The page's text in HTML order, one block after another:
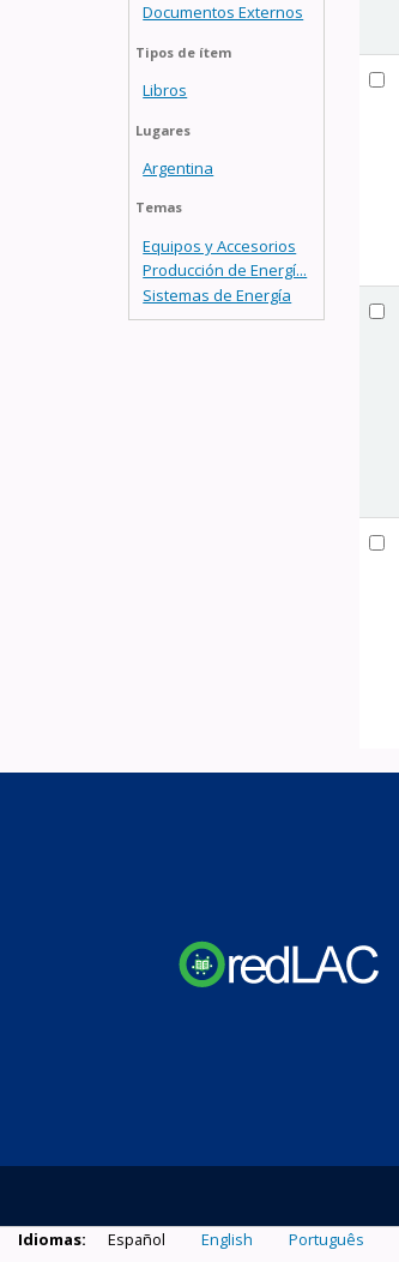
Documentos Externos
Tipos de ítem
Libros
Lugares
Argentina
Temas
Equipos y Accesorios
Producción de Energí...
Sistemas de Energía
Idiomas: Español English Português